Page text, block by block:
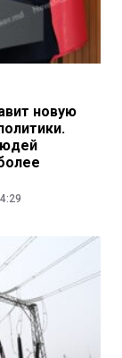
новую